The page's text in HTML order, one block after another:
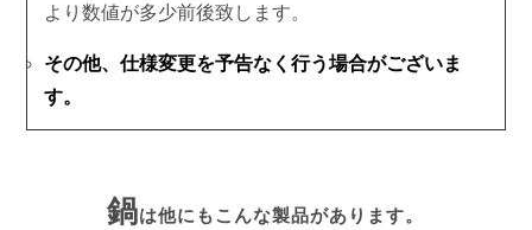
より数値が多少前後致します。
その他、仕様変更を予告なく行う場合がございま
す。
鍋は他にもこんな製品があります。